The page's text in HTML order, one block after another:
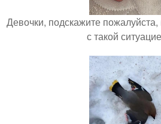
Девочки, подскажите пожалуйста,
с такой